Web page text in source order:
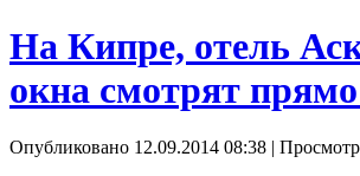
На Кипре, отель
окна смотрят
Опубликовано 12.09.2014 08:38 |